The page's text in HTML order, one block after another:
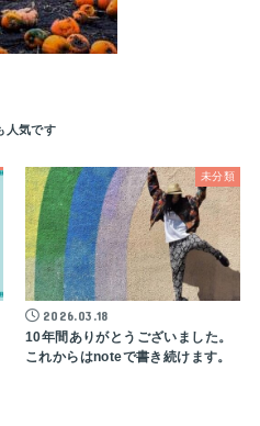
未分類
2026.03.18
10年間ありがとうございました。
これからはnoteで書き続けます。